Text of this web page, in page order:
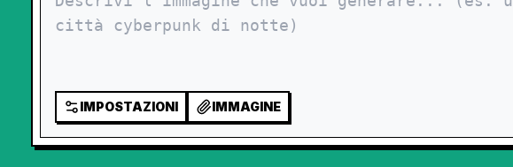
IMPOSTAZIONI IMMAGINE